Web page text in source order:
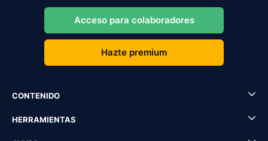
Acceso para colaboradores
Hazte premium
CONTENIDO
HERRAMIENTAS